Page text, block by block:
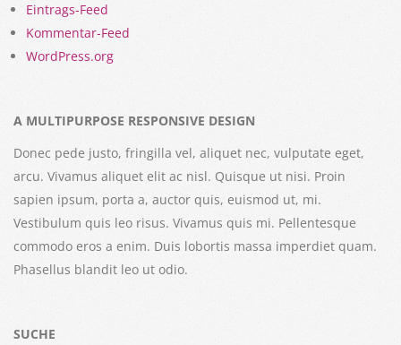
Eintrags-Feed
Kommentar-Feed
WordPress.org
A MULTIPURPOSE RESPONSIVE DESIGN
Donec pede justo, fringilla vel, aliquet nec, vulputate eget,
arcu. Vivamus aliquet elit ac nisl. Quisque ut nisi. Proin
sapien ipsum, porta a, auctor quis, euismod ut, mi.
Vestibulum quis leo risus. Vivamus quis mi. Pellentesque
commodo eros a enim. Duis lobortis massa imperdiet quam.
Phasellus blandit leo ut odio.
SUCHE